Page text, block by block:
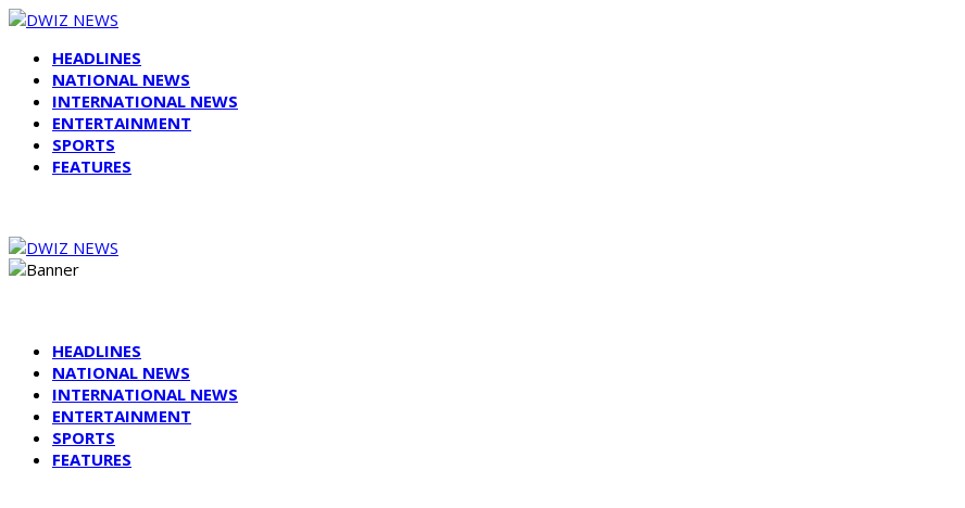
HEADLINES
NATIONAL NEWS
INTERNATIONAL NEWS
ENTERTAINMENT
SPORTS
FEATURES
HEADLINES
NATIONAL NEWS
INTERNATIONAL NEWS
ENTERTAINMENT
SPORTS
FEATURES